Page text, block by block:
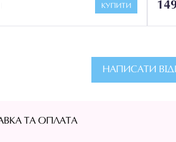
КУПИТИ
НАПИСАТИ
ТА ОПЛАТА